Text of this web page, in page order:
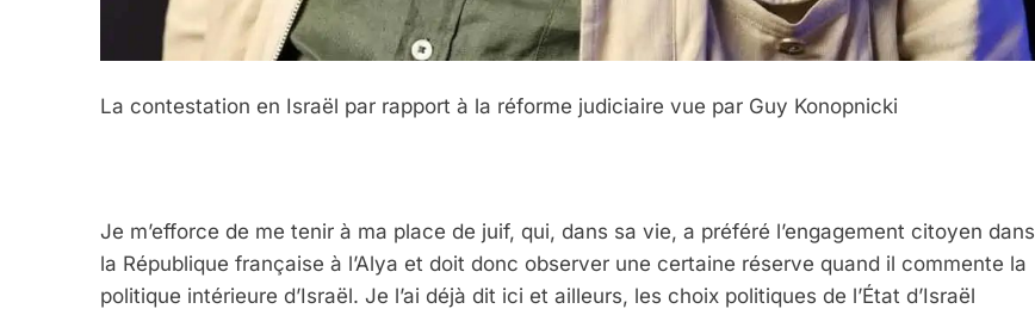
La contestation en Israël par rapport à la réforme judiciaire vue par Guy Konopnicki
Je m’efforce de me tenir à ma place de juif, qui, dans sa vie, a préféré l’engagement citoyen dans
la République française à l’Alya et doit donc observer une certaine réserve quand il commente la
politique intérieure d’Israël. Je l’ai déjà dit ici et ailleurs, les choix politiques de l’État d’Israël